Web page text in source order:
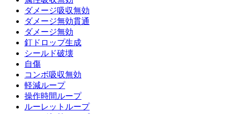
ダメージ吸収無効
ダメージ無効貫通
ダメージ無効
釘ドロップ生成
シールド破壊
自傷
コンボ吸収無効
軽減ループ
操作時間ループ
ルーレットループ